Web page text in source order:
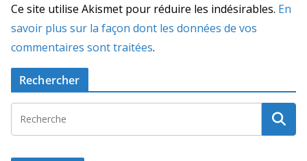
Ce site utilise Akismet pour réduire les indésirables. En
savoir plus sur la façon dont les données de vos
commentaires sont traitées.
Rechercher